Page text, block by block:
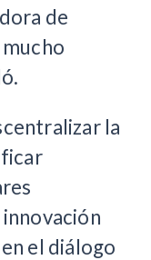
de
la
el diálogo